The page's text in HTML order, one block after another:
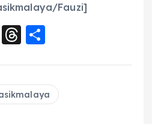
Fauzi]
G T
re
a
d
a
re